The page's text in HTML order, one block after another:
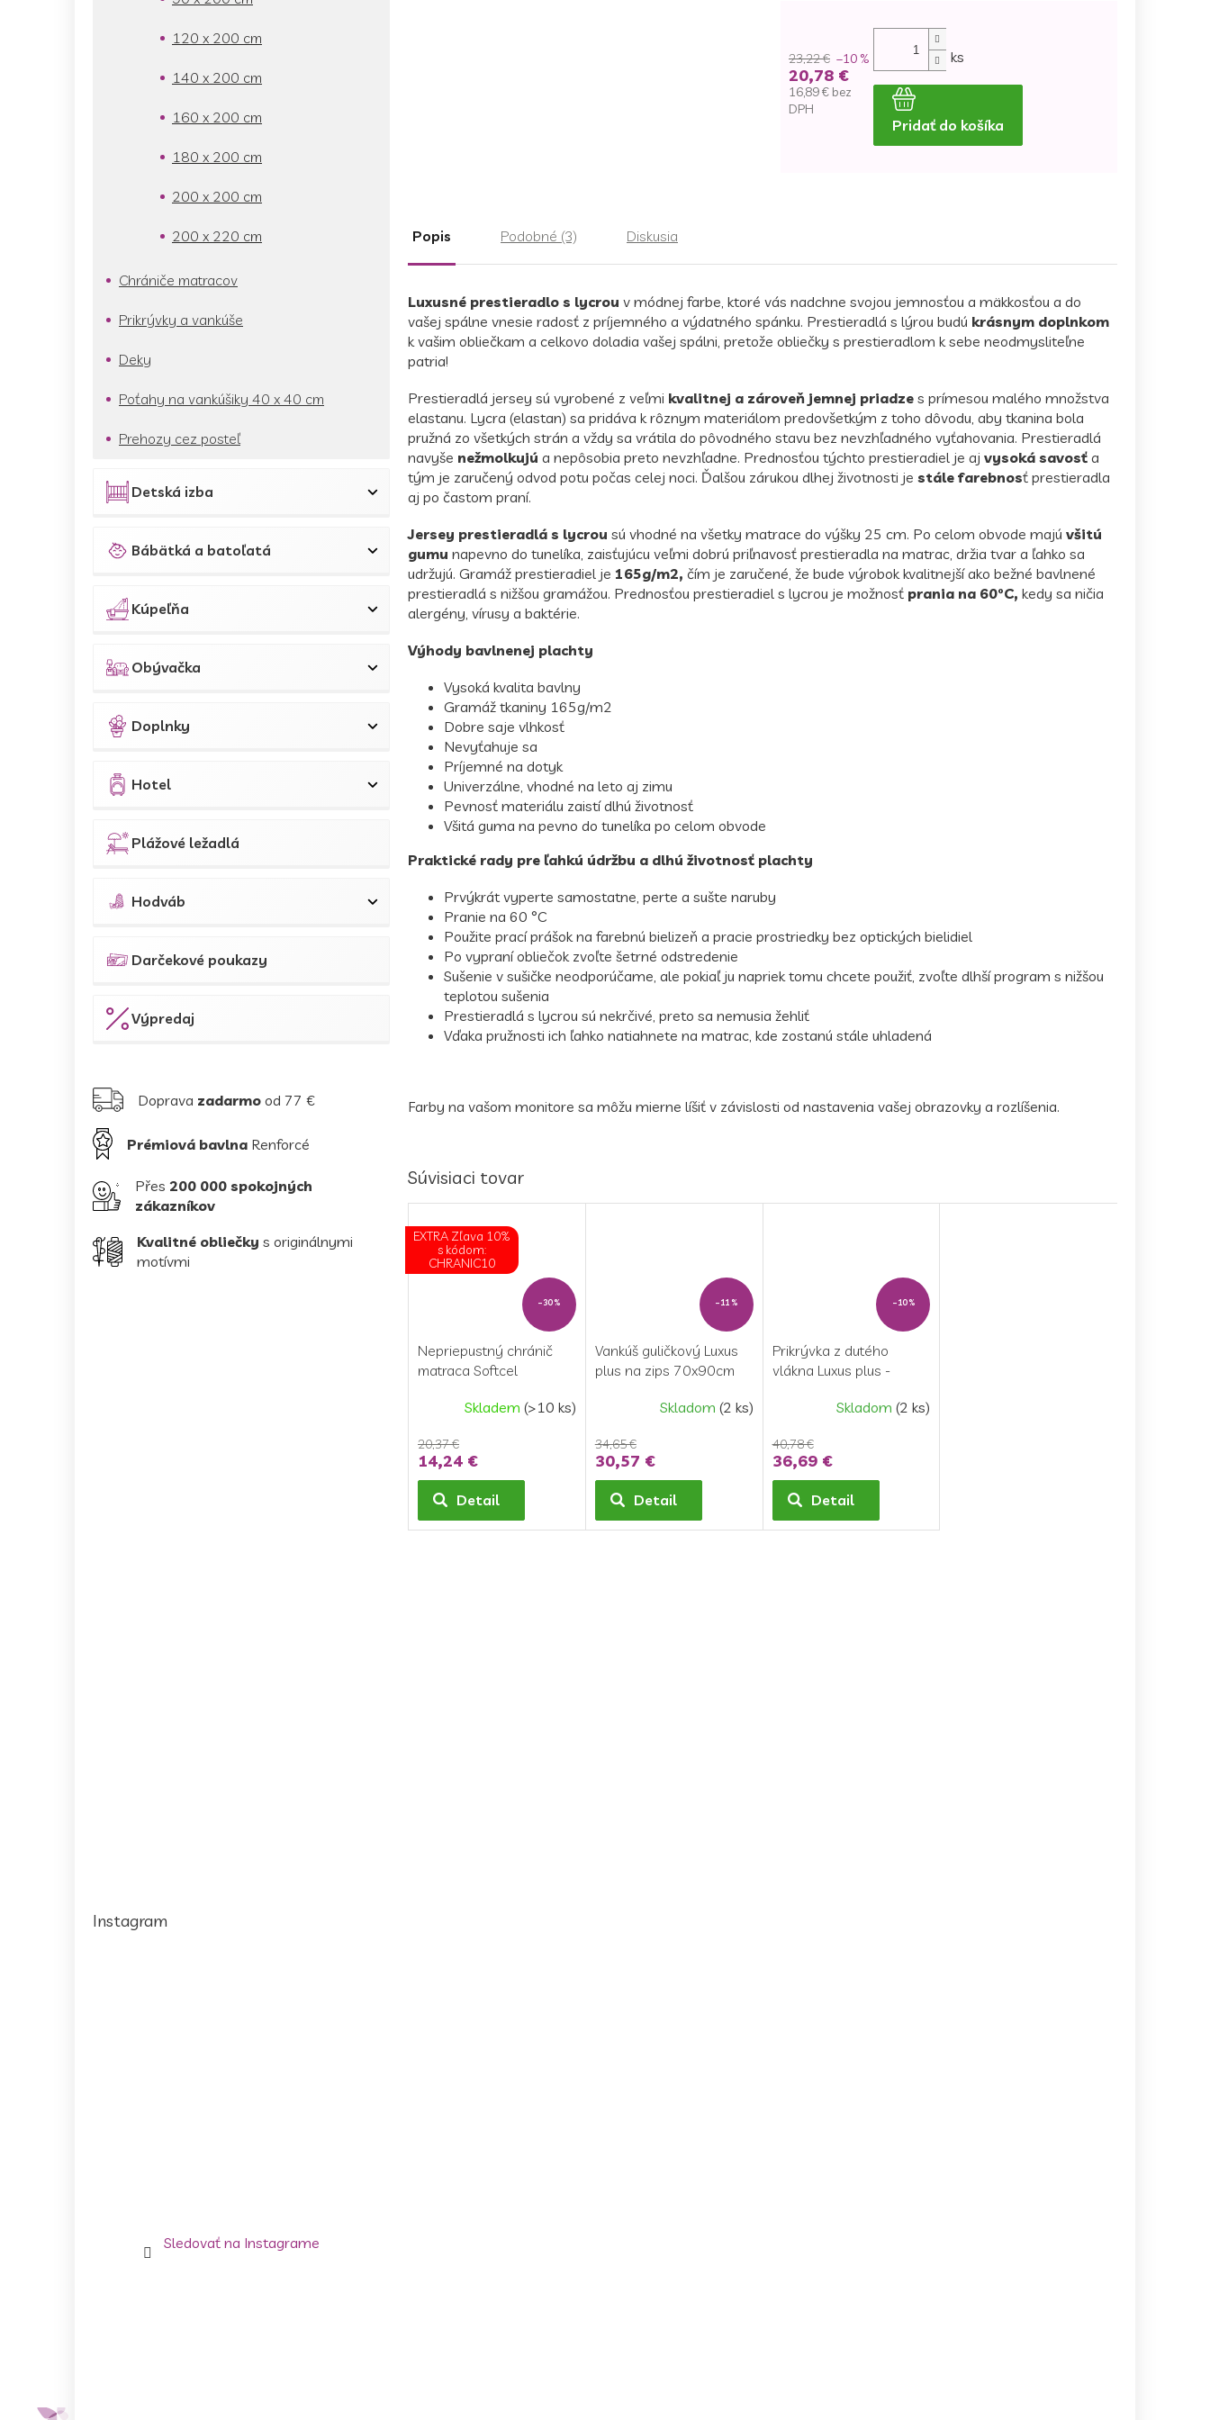
120 x 200 cm
140 x 200 cm
160 x 200 cm
180 x 200 cm
200 x 200 cm
200 x 220 cm
Chrániče matracov
Prikrývky a vankúše
Deky
Poťahy na vankúšiky 40 x 40 cm
Prehozy cez posteľ
Detská izba
Bábätká a batoľatá
Kúpeľňa
Obývačka
Doplnky
Hotel
Plážové ležadlá
Hodváb
Darčekové poukazy
Výpredaj
Doprava zadarmo od 77 €
Prémiová bavlna Renforcé
Přes 200 000 spokojných
zákazníkov
Kvalitné obliečky s originálnymi
motívmi
Instagram
Sledovať na Instagrame
23,22 € –10 %
20,78 €
16,89 € bez
DPH
ks
Pridať do košíka
Popis Podobné (3) Diskusia
Luxusné prestieradlo s lycrou v módnej farbe, ktoré vás nadchne svojou jemnosťou a mäkkosťou a do
vašej spálne vnesie radosť z príjemného a výdatného spánku. Prestieradlá s lýrou budú krásnym doplnkom
k vašim obliečkam a celkovo doladia vašej spálni, pretože obliečky s prestieradlom k sebe neodmysliteľne
patria!
Prestieradlá jersey sú vyrobené z veľmi kvalitnej a zároveň jemnej priadze s prímesou malého množstva
elastanu. Lycra (elastan) sa pridáva k rôznym materiálom predovšetkým z toho dôvodu, aby tkanina bola
pružná zo všetkých strán a vždy sa vrátila do pôvodného stavu bez nevzhľadného vyťahovania. Prestieradlá
navyše nežmolkujú a nepôsobia preto nevzhľadne. Prednosťou týchto prestieradiel je aj vysoká savosť a
tým je zaručený odvod potu počas celej noci. Ďalšou zárukou dlhej životnosti je stále farebnosť prestieradla
aj po častom praní.
Jersey prestieradlá s lycrou sú vhodné na všetky matrace do výšky 25 cm. Po celom obvode majú všitú
gumu napevno do tunelíka, zaisťujúcu veľmi dobrú priľnavosť prestieradla na matrac, držia tvar a ľahko sa
udržujú. Gramáž prestieradiel je 165g/m2, čím je zaručené, že bude výrobok kvalitnejší ako bežné bavlnené
prestieradlá s nižšou gramážou. Prednosťou prestieradiel s lycrou je možnosť prania na 60°C, kedy sa ničia
alergény, vírusy a baktérie.
Výhody bavlnenej plachty
Vysoká kvalita bavlny
Gramáž tkaniny 165g/m2
Dobre saje vlhkosť
Nevyťahuje sa
Príjemné na dotyk
Univerzálne, vhodné na leto aj zimu
Pevnosť materiálu zaistí dlhú životnosť
Všitá guma na pevno do tunelíka po celom obvode
Praktické rady pre ľahkú údržbu a dlhú životnosť plachty
Prvýkrát vyperte samostatne, perte a sušte naruby
Pranie na 60 °C
Použite prací prášok na farebnú bielizeň a pracie prostriedky bez optických bielidiel
Po vypraní obliečok zvoľte šetrné odstredenie
Sušenie v sušičke neodporúčame, ale pokiaľ ju napriek tomu chcete použiť, zvoľte dlhší program s nižšou
teplotou sušenia
Prestieradlá s lycrou sú nekrčivé, preto sa nemusia žehliť
Vďaka pružnosti ich ľahko natiahnete na matrac, kde zostanú stále uhladená
Farby na vašom monitore sa môžu mierne líšiť v závislosti od nastavenia vašej obrazovky a rozlíšenia.
Súvisiaci tovar
EXTRA Zľava 10%
s kódom:
CHRANIC10
–30 %
Nepriepustný chránič
matraca Softcel
Skladem (>10 ks)
20,37 €
14,24 €
Detail
–11 %
Vankúš guličkový Luxus
plus na zips 70x90cm
Skladom (2 ks)
34,65 €
30,57 €
Detail
–10 %
Prikrývka z dutého
vlákna Luxus plus -
Skladom(2 ks)
40,78 €
36,69 €
Detail